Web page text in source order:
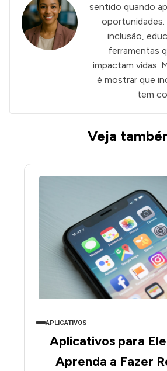
sentido quando
inclusão,
ferramentas
impactam vidas.
é mostrar que
tem
Veja
APLICATIVOS
Aplicativos para
Aprenda a Fazer